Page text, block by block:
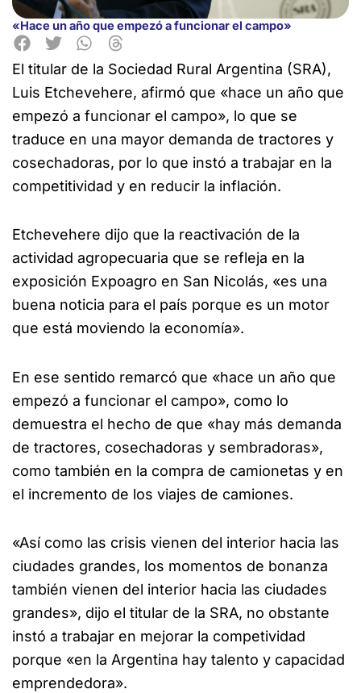
«Hace un año que empezó a funcionar el campo»
El titular de la Sociedad Rural Argentina (SRA),
Luis Etchevehere, afirmó que «hace un año que
empezó a funcionar el campo», lo que se
traduce en una mayor demanda de tractores y
cosechadoras, por lo que instó a trabajar en la
competitividad y en reducir la inflación.
Etchevehere dijo que la reactivación de la
actividad agropecuaria que se refleja en la
exposición Expoagro en San Nicolás, «es una
buena noticia para el país porque es un motor
que está moviendo la economía».
En ese sentido remarcó que «hace un año que
empezó a funcionar el campo», como lo
demuestra el hecho de que «hay más demanda
de tractores, cosechadoras y sembradoras»,
como también en la compra de camionetas y en
el incremento de los viajes de camiones.
«Así como las crisis vienen del interior hacia las
ciudades grandes, los momentos de bonanza
también vienen del interior hacia las ciudades
grandes», dijo el titular de la SRA, no obstante
instó a trabajar en mejorar la competividad
porque «en la Argentina hay talento y capacidad
emprendedora».